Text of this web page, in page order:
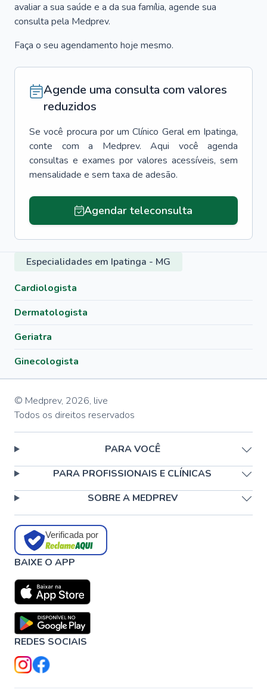
avaliar a sua saúde e a da sua família, agende sua
consulta pela Medprev.
Faça o seu agendamento hoje mesmo.
Agende uma consulta com valores
reduzidos
Se você procura por um Clínico Geral em Ipatinga,
conte com a Medprev. Aqui você agenda
consultas e exames por valores acessíveis, sem
mensalidade e sem taxa de adesão.
Agendar teleconsulta
Especialidades em Ipatinga - MG
Cardiologista
Dermatologista
Geriatra
Ginecologista
© Medprev, 2026, live
Todos os direitos reservados
PARA VOCÊ
PARA PROFISSIONAIS E CLÍNICAS
SOBRE A MEDPREV
Verificada por
BAIXE O APP
REDES SOCIAIS